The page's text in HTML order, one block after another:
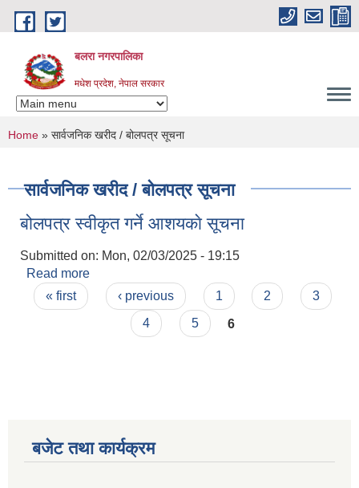
Skip to main content
बलरा नगरपालिका
मधेश प्रदेश, नेपाल सरकार
You are here
Home » सार्वजनिक खरीद / बोलपत्र सूचना
सार्वजनिक खरीद / बोलपत्र सूचना
बोलपत्र स्वीकृत गर्ने आशयकाे सूचना
Submitted on: Mon, 02/03/2025 - 19:15
Read more
Pages
« first ‹ previous 1 2
3
4
5 6
बजेट तथा कार्यक्रम